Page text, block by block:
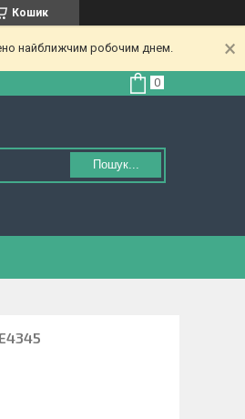
Кошик
найближчим робочим днем.
Пошук...